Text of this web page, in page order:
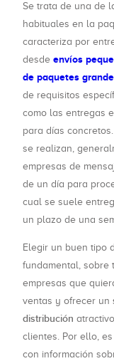
Se trata de una de
habituales en la
caracteriza por
desde envíos
de paquetes
de requisitos
como las entregas
para días
se realizan,
empresas de
de un día para
cual se suele
un plazo de una
Elegir un buen tipo
fundamental, sobre
empresas que
ventas y ofrecer un
distribución
clientes. Por ello,
con información